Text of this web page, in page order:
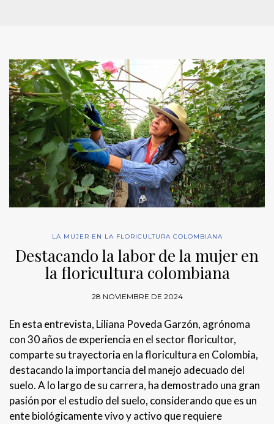
LA MUJER EN LA FLORICULTURA COLOMBIANA
Destacando la labor de la mujer en
la floricultura colombiana
28 NOVIEMBRE DE 2024
En esta entrevista, Liliana Poveda Garzón, agrónoma
con 30 años de experiencia en el sector floricultor,
comparte su trayectoria en la floricultura en Colombia,
destacando la importancia del manejo adecuado del
suelo. A lo largo de su carrera, ha demostrado una gran
pasión por el estudio del suelo, considerando que es un
ente biológicamente vivo y activo que requiere